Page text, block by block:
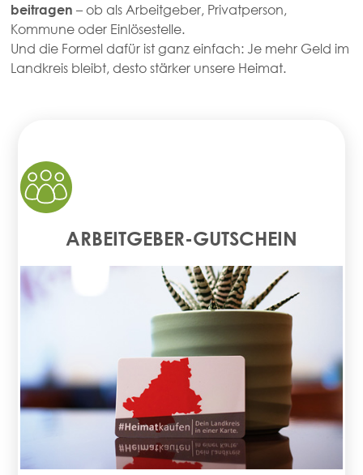
beitragen – ob als Arbeitgeber, Privatperson,
Kommune oder Einlösestelle.
Und die Formel dafür ist ganz einfach: Je mehr Geld im
Landkreis bleibt, desto stärker unsere Heimat.
ARBEITGEBER-GUTSCHEIN